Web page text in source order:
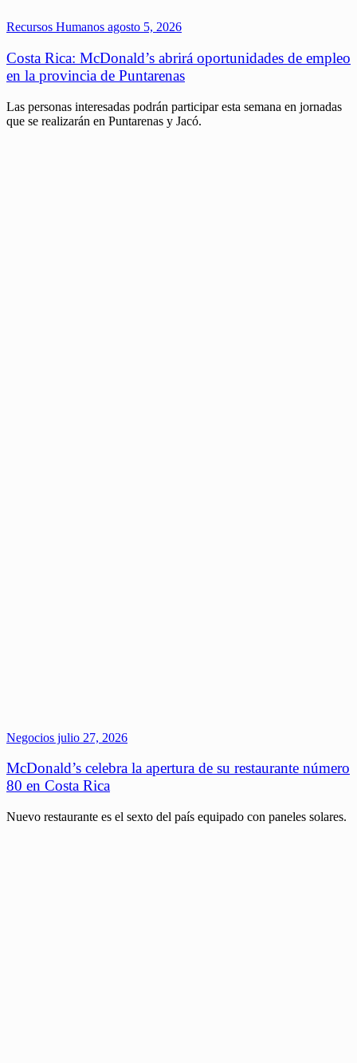
Recursos Humanos agosto 5, 2026
Costa Rica: McDonald’s abrirá oportunidades de empleo
en la provincia de Puntarenas
Las personas interesadas podrán participar esta semana en jornadas
que se realizarán en Puntarenas y Jacó.
Negocios julio 27, 2026
McDonald’s celebra la apertura de su restaurante número
80 en Costa Rica
Nuevo restaurante es el sexto del país equipado con paneles solares.